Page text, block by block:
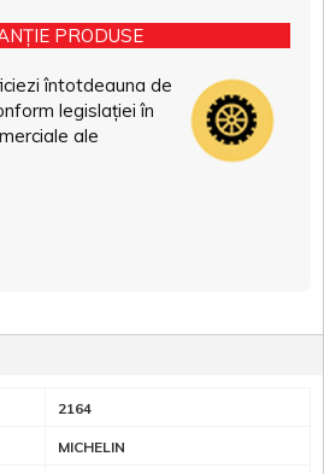
PRODUSE
întotdeauna de
legislației în
ale
2164
MICHELIN